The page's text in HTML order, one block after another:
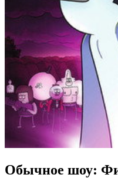
Обычное шоу: